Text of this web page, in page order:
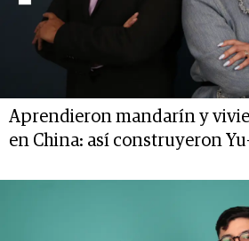
Aprendieron mandarín y
en China: así construyeron